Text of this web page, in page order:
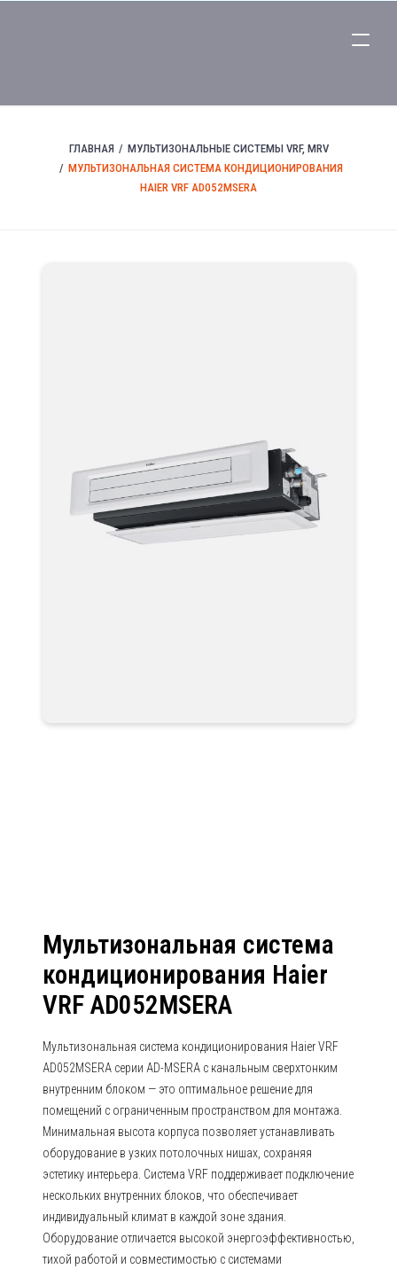
ГЛАВНАЯ
МУЛЬТИЗОНАЛЬНЫЕ СИСТЕМЫ VRF, MRV
МУЛЬТИЗОНАЛЬНАЯ СИСТЕМА КОНДИЦИОНИРОВАНИЯ
HAIER VRF AD052MSERA
Мультизональная система
кондиционирования Haier
VRF AD052MSERA
Мультизональная система кондиционирования Haier VRF
AD052MSERA серии AD-MSERA с канальным сверхтонким
внутренним блоком — это оптимальное решение для
помещений с ограниченным пространством для монтажа.
Минимальная высота корпуса позволяет устанавливать
оборудование в узких потолочных нишах, сохраняя
эстетику интерьера. Система VRF поддерживает подключение
нескольких внутренних блоков, что обеспечивает
индивидуальный климат в каждой зоне здания.
Оборудование отличается высокой энергоэффективностью,
тихой работой и совместимостью с системами